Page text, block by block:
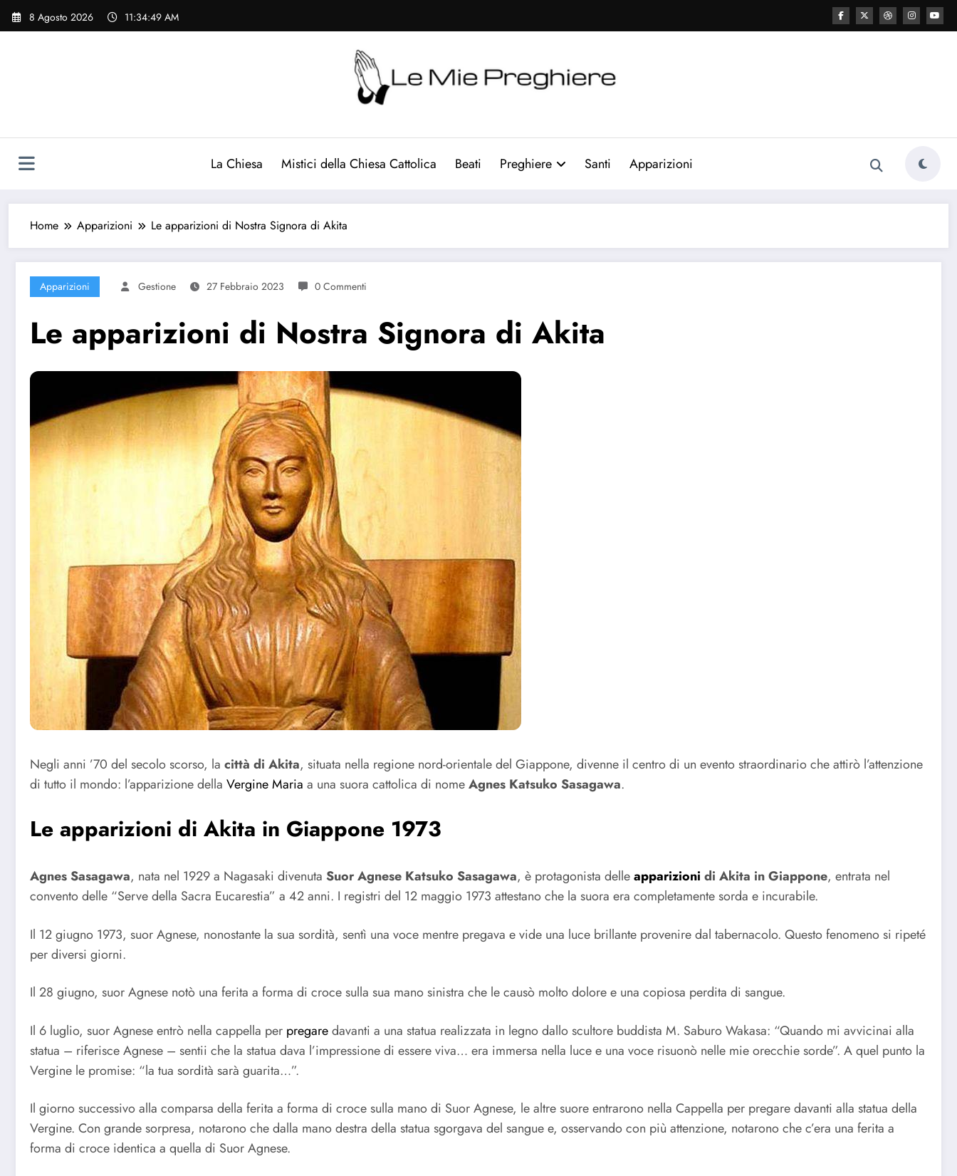
Vai
8 Agosto 2026 11:34:50 AM
Le Mie Preghiere
La Chiesa
Mistici della Chiesa Cattolica Beati Preghiere Santi Apparizioni
Home Apparizioni Le apparizioni di Nostra Signora di Akita
Apparizioni Gestione 27 Febbraio 2023 0 Commenti
Le apparizioni di Nostra Signora di Akita
Negli anni ’70 del secolo scorso, la città di Akita, situata nella regione nord-orientale del Giappone, divenne il centro di un evento straordinario che attirò l’attenzione
di tutto il mondo: l’apparizione della Vergine Maria a una suora cattolica di nomeAgnes Katsuko Sasagawa.
Le apparizioni di Akita in Giappone 1973
Agnes Sasagawa, nata nel 1929 a Nagasaki divenuta Suor Agnese Katsuko Sasagawa, è protagonista delleapparizioni di Akita in Giappone, entrata nel
convento delle “Serve della Sacra Eucarestia” a 42 anni. I registri del 12 maggio 1973 attestano che la suora era completamente sorda e incurabile.
Il 12 giugno 1973, suor Agnese, nonostante la sua sordità, sentì una voce mentre pregava e vide una luce brillante provenire dal tabernacolo. Questo fenomeno si ripeté
per diversi giorni.
Il 28 giugno, suor Agnese notò una ferita a forma di croce sulla sua mano sinistra che le causò molto dolore e una copiosa perdita di sangue.
Il 6 luglio, suor Agnese entrò nella cappella per pregaredavanti a una statua realizzata in legno dallo scultore buddista M. Saburo Wakasa: “Quando mi avvicinai alla
statua – riferisce Agnese – sentii che la statua dava l’impressione di essere viva… era immersa nella luce e una voce risuonò nelle mie orecchie sorde”. A quel punto la
Vergine le promise: “la tua sordità sarà guarita…”.
Il giorno successivo alla comparsa della ferita a forma di croce sulla mano di Suor Agnese, le altre suore entrarono nella Cappella per pregare davanti alla statua della
Vergine. Con grande sorpresa, notarono che dalla mano destra della statua sgorgava del sangue e, osservando con più attenzione, notarono che c’era una ferita a
forma di croce identica a quella di Suor Agnese.